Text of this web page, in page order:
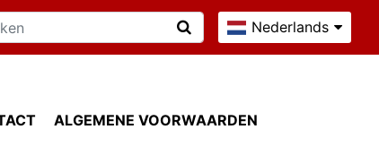
Nederlands
ALGEMENE VOORWAARDEN